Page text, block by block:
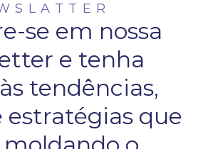
se em nossa
e tenha
tendências,
estratégias que